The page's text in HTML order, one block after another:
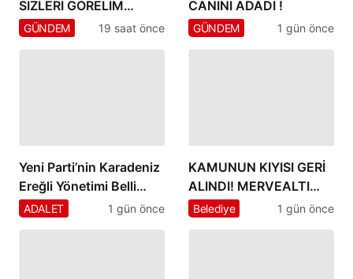
SİZLERİ GÖRELİM
RECEP YILMAZ’I GİTSİN
GÜNDEM 19 saat önce
CANINI ADADI !
GÜNDEM 1 gün önce
Yeni Parti’nin Karadeniz
Ereğli Yönetimi Belli
Oldu
ADALET 1 gün önce
KAMUNUN KIYISI GERİ
ALINDI! MERVEALTI
PLAJI’NDA KAÇAK
Belediye 1 gün önce